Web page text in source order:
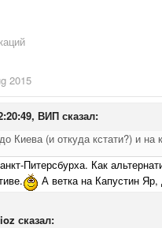
2015
ВИП сказал:
Киева (и откуда кстати?) и на
Питерсбурха. Как
А ветка на Капустин Яр,
сказал: